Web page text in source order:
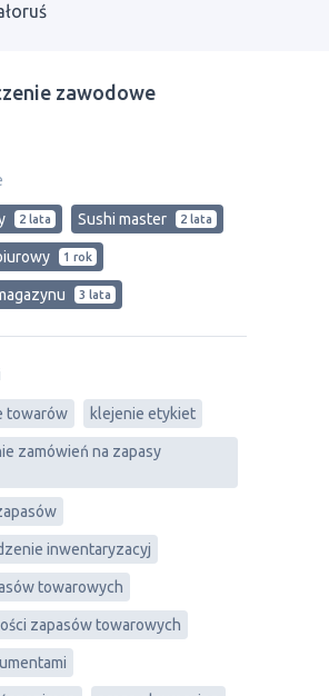
zawodowe
2 lata Sushi master 2 lata
1 rok
3 lata
towarów klejenie etykiet
zamówień na zapasy
inwentaryzacyj
towarowych
zapasów towarowych